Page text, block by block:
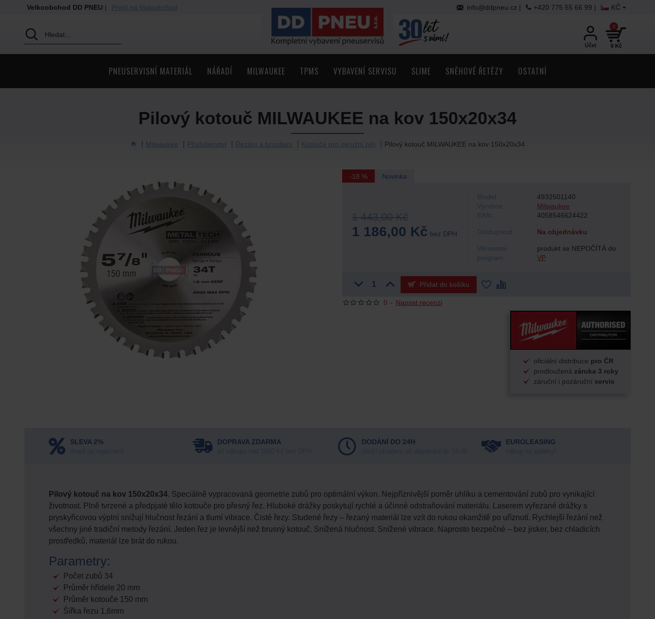
Velkoobchod DD PNEU | Přejít na Maloobchod KČ
info@ddpneu.cz | +420 775 55 66 99 |
Účet 0 Kč
0
PNEUSERVISNÍ MATERIÁL NÁŘADÍ MILWAUKEE TPMS VYBAVENÍ SERVISU SLIME SNĚHOVÉ ŘETĚZY OSTATNÍ
Milwaukee Příslušenství Řezání a broušení Kotouče pro okružní pily Pilový kotouč MILWAUKEE na kov 150x20x34
Pilový kotouč MILWAUKEE na kov 150x20x34
Novinka
-18 %
0 - Napsat recenzi
1 443,00 Kč
1 186,00 Kč bez DPH
Věrnostní
program:
produkt se NEPOČÍTÁ do
VP
Dostupnost: Na objednávku
Výrobce: Milwaukee
Model: 4932501140
EAN: 4058546624422
Přidat do košíku
oficiální distribuce pro ČR
prodloužená záruka 3 roky
záruční i pozáruční servis
SLEVA 2% DOPRAVA ZDARMA DODÁNÍ DO 24H EUROLEASING
Pilový kotouč na kov 150x20x34. Speciálně vypracovaná geometrie zubů pro optimální výkon. Nejpříznivější poměr uhlíku a cementování zubů pro vynikající
životnost. Plně tvrzené a předpjaté tělo kotouče pro přesný řez. Hluboké drážky poskytují rychlé a účinné odstraňování materiálu. Laserem vyřezané drážky s
pryskyřicovou výplní snižují hlučnost řezání a tlumí vibrace. Čisté řezy. Studené řezy – řezaný materiál lze vzít do rukou okamžitě po uříznutí. Rychlejší řezání než
všechny jiné tradiční metody řezání. Jeden řez je levnější než brusný kotouč. Snížená hlučnost. Snížené vibrace. Naprosto bezpečné – bez jisker, bez chladicích
prostředků, materiál lze brát do rukou.
Parametry:
Počet zubů 34
Průměr hřídele 20 mm
Průměr kotouče 150 mm
Šířka řezu 1,6mm